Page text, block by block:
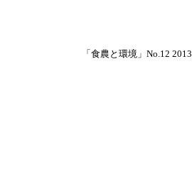
「食農と環境」No.12 2013